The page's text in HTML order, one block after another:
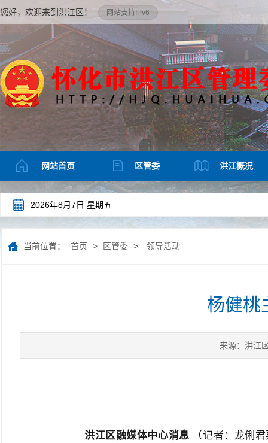
您好，欢迎来到洪江区！ 网站支持IPv6
网站首页 区管委 洪江概况
2026年8月7日 星期五
当前位置： 首页 > 区管委 > 领导活动
杨健桃
来源：洪江
洪江区融媒体中心消息
（记者：龙俐